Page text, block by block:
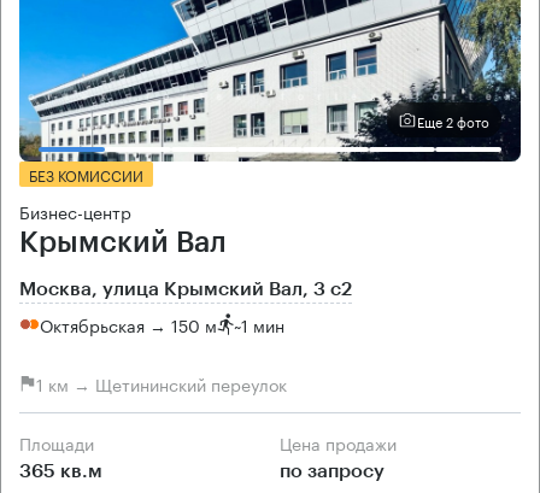
Еще 2 фото
БЕЗ КОМИССИИ
Бизнес-центр
Крымский Вал
Москва, улица Крымский Вал, 3 с2
Октябрьская → 150 м ~1 мин
1 км → Щетининский переулок
Площади
365 кв.м
Цена продажи
по запросу